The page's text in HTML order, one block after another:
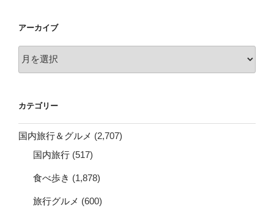
アーカイブ
ー
ブ
カテゴリー
国内旅行＆グルメ (2,707)
国内旅行 (517)
食べ歩き (1,878)
旅行グルメ (600)